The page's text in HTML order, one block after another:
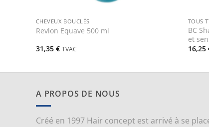
CHEVEUX BOUCLÉS
Revlon Equave 500 ml
31,35 € TVAC
TOUS
BC
et
16,25
A PROPOS DE NOUS
Créé en 1997 Hair concept est arrivé à se